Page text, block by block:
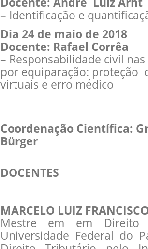
– Identificação e
Dia 24 de maio de 2018
Docente: Rafael Corrêa
– Responsabilidade civil
por equiparação: proteção
virtuais e erro médico
Coordenação Científica:
Bürger
DOCENTES
MARCELO LUIZ
Mestre em em Direito
Universidade Federal do